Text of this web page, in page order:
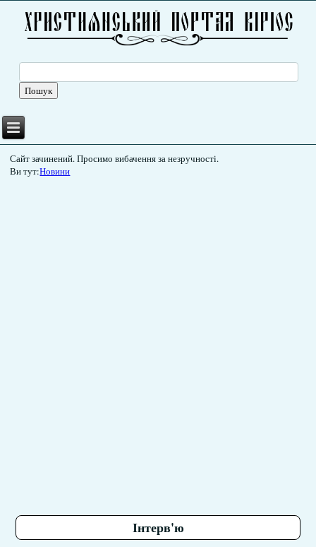
Сайт зачинений. Просимо вибачення за незручності.
Ви тут:Новини
Інтерв'ю